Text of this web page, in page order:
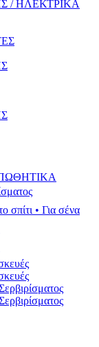
/ ΗΛΕΚΤΡΙΚΑ
σπίτι • Για σένα